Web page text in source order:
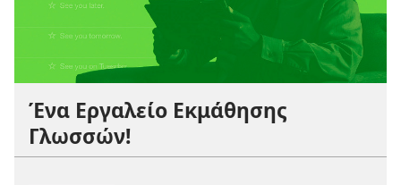
Ένα Εργαλείο Εκμάθησης
Γλωσσών!